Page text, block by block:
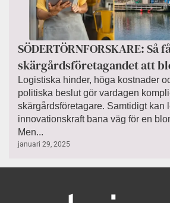
SÖDERTÖRNFORSKARE: Så
skärgårdsföretagandet att
Logistiska hinder, höga kostnader
politiska beslut gör vardagen
skärgårdsföretagare. Samtidigt kan
innovationskraft bana väg för en
Men...
januari 29, 2025